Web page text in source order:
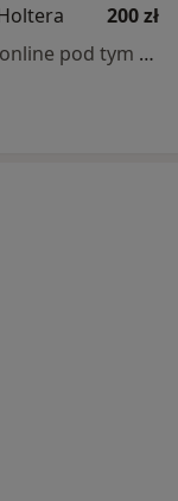
200 zł
Specjalista nie oferuje umawiania online pod tym adresem.